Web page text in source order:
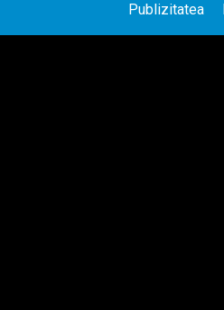
Publizitatea